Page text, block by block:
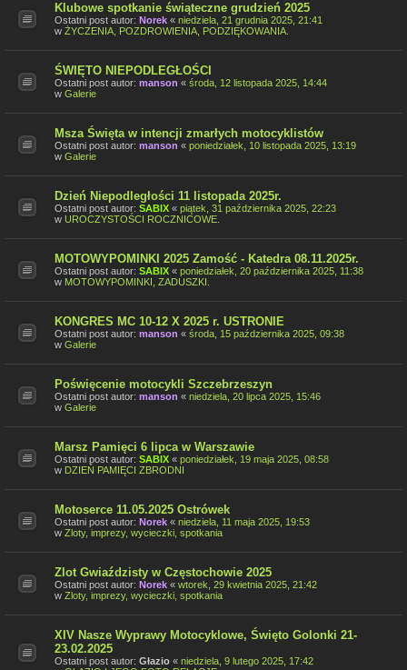
Klubowe spotkanie świąteczne grudzień 2025
Ostatni post autor: Norek « niedziela, 21 grudnia 2025, 21:41
w ŻYCZENIA, POZDROWIENIA, PODZIĘKOWANIA.
ŚWIĘTO NIEPODLEGŁOŚCI
Ostatni post autor: manson « środa, 12 listopada 2025, 14:44
w Galerie
Msza Święta w intencji zmarłych motocyklistów
Ostatni post autor: manson « poniedziałek, 10 listopada 2025, 13:19
w Galerie
Dzień Niepodległości 11 listopada 2025r.
Ostatni post autor: SABIX « piątek, 31 października 2025, 22:23
w UROCZYSTOŚCI ROCZNICOWE.
MOTOWYPOMINKI 2025 Zamość - Katedra 08.11.2025r.
Ostatni post autor: SABIX « poniedziałek, 20 października 2025, 11:38
w MOTOWYPOMINKI, ZADUSZKI.
KONGRES MC 10-12 X 2025 r. USTRONIE
Ostatni post autor: manson « środa, 15 października 2025, 09:38
w Galerie
Poświęcenie motocykli Szczebrzeszyn
Ostatni post autor: manson « niedziela, 20 lipca 2025, 15:46
w Galerie
Marsz Pamięci 6 lipca w Warszawie
Ostatni post autor: SABIX « poniedziałek, 19 maja 2025, 08:58
w DZIEŃ PAMIĘCI ZBRODNI
Motoserce 11.05.2025 Ostrówek
Ostatni post autor: Norek « niedziela, 11 maja 2025, 19:53
w Zloty, imprezy, wycieczki, spotkania
Zlot Gwiaździsty w Częstochowie 2025
Ostatni post autor: Norek « wtorek, 29 kwietnia 2025, 21:42
w Zloty, imprezy, wycieczki, spotkania
XIV Nasze Wyprawy Motocyklowe, Święto Golonki 21-
23.02.2025
Ostatni post autor: Głazio « niedziela, 9 lutego 2025, 17:42